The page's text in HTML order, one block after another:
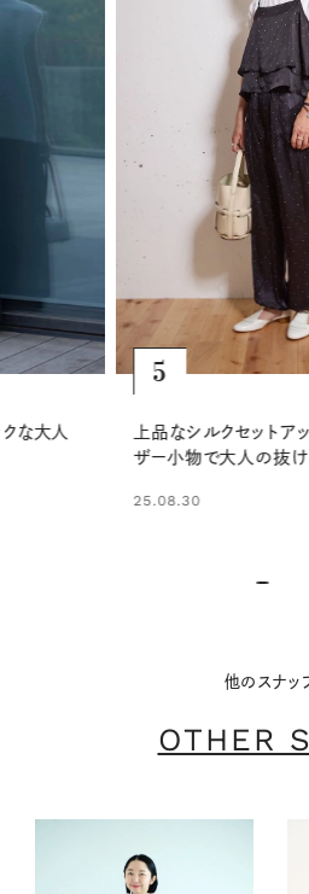
な大人
5
上品なシルクセットアッ
ザー小物で大人の抜け
25.08.30
他のスナッ
OTHER